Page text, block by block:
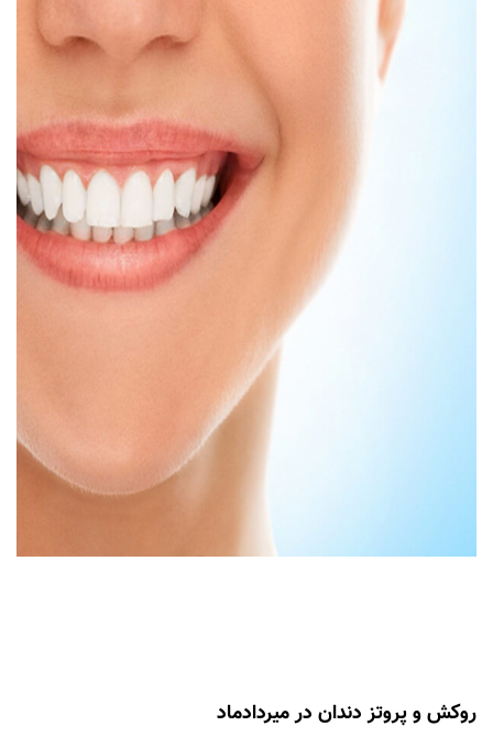
روکش و پروتز دندان در میردادماد